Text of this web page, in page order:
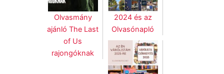
Olvasmány
ajánló The Last
of Us
rajongóknak
2024 és az
Olvasónapló